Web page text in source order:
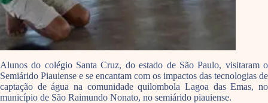
Alunos do colégio Santa Cruz, do estado de São Paulo, visitaram o
Semiárido Piauiense e se encantam com os impactos das tecnologias de
captação de água na comunidade quilombola Lagoa das Emas, no
município de São Raimundo Nonato, no semiárido piauiense.